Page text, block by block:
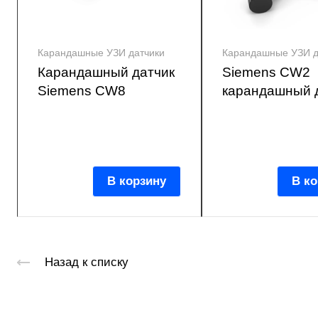
Карандашные УЗИ датчики
Карандашный датчик
Siemens CW8
В корзину
Карандашные УЗИ
Siemens CW2
карандашный
В
Назад к списку